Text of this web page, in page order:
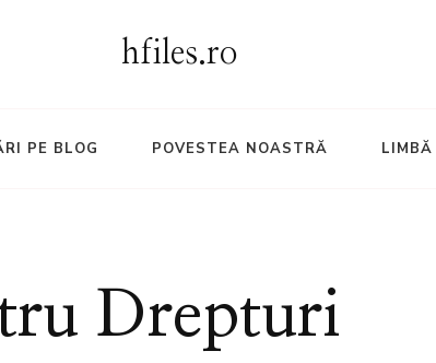
hfiles.ro
PE BLOG POVESTEA NOASTRĂ LIMBĂ
Drepturi